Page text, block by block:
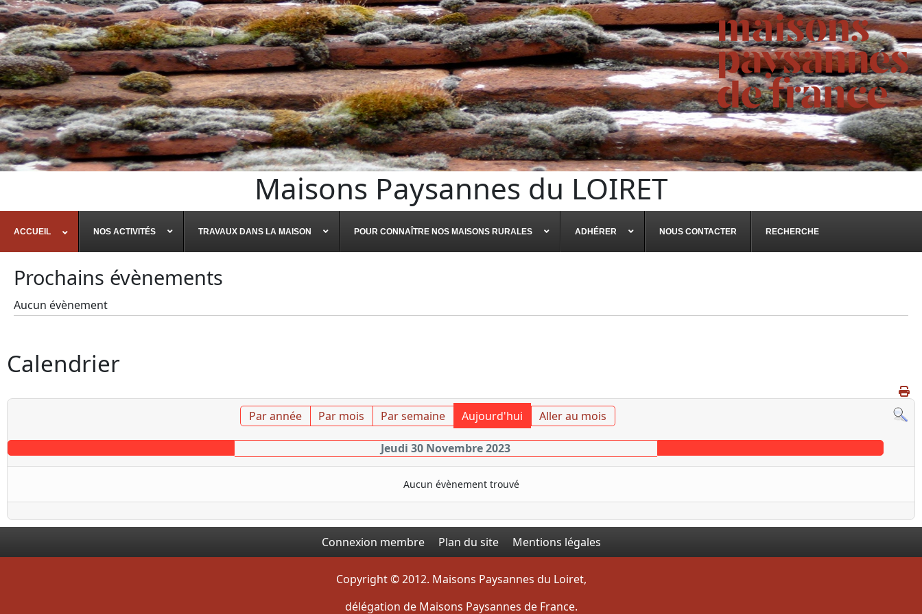
Maisons Paysannes du LOIRET
ACCUEIL NOS ACTIVITÉS TRAVAUX DANS LA MAISON POUR CONNAÎTRE NOS MAISONS RURALES ADHÉRER NOUS CONTACTER RECHERCHE
Prochains évènements
Aucun évènement
Calendrier
Par année Par mois Par semaine Aujourd'hui Aller au mois
Jeudi 30 Novembre 2023
Aucun évènement trouvé
Connexion membre Plan du site Mentions légales
Copyright © 2012. Maisons Paysannes du Loiret,
délégation de Maisons Paysannes de France.